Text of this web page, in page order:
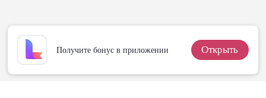
Получите бонус в приложении Открыть